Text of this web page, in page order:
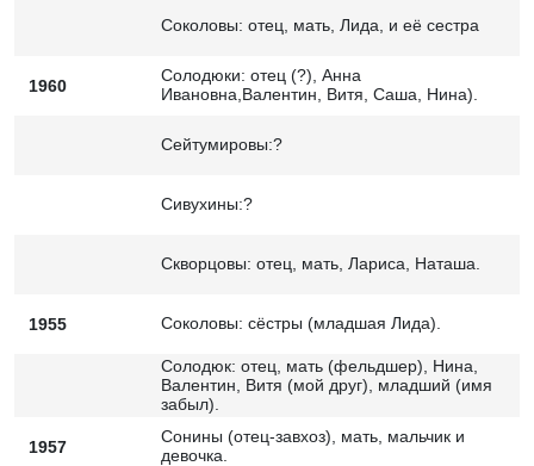
Соколовы: отец, мать, Лида, и её сестра
1960
Солодюки: отец (?), Анна
Ивановна,Валентин, Витя, Саша, Нина).
Сейтумировы:?
Сивухины:?
Скворцовы: отец, мать, Лариса, Наташа.
1955 Соколовы: сёстры (младшая Лида).
Солодюк: отец, мать (фельдшер), Нина,
Валентин, Витя (мой друг), младший (имя
забыл).
1957
Сонины (отец-завхоз), мать, мальчик и
девочка.